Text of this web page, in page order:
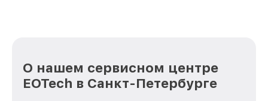
О нашем сервисном центре
EOTech в Санкт-Петербурге